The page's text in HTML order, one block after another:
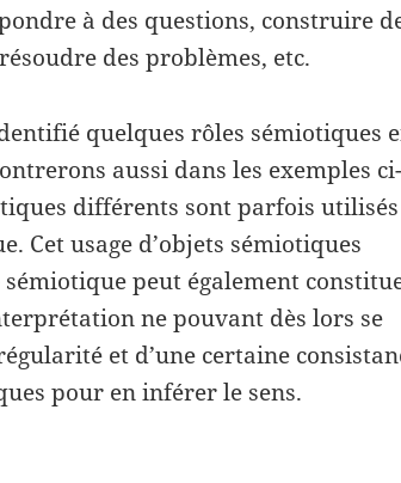
à des questions, construire
des problèmes, etc.
quelques rôles sémiotiques
aussi dans les exemples ci-
différents sont parfois utilisés
Cet usage d’objets sémiotiques
peut également
ne pouvant dès lors se
et d’une certaine
pour en inférer le sens.